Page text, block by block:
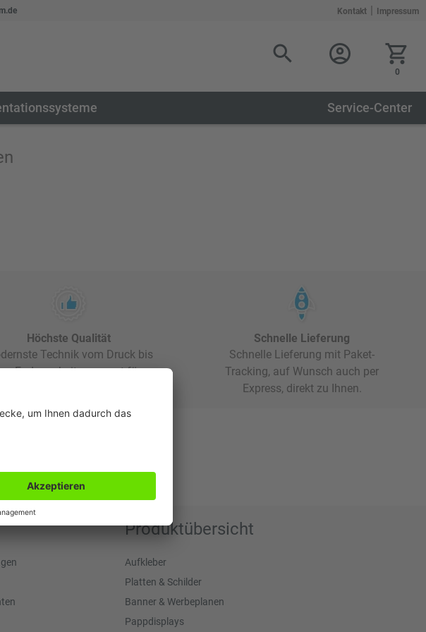
Kontakt | Impressum
0
Service-Center
Höchste Qualität
Technik vom Druck bis
Endverarbeitung sorgt für
Schnelle Lieferung
Schnelle Lieferung mit Paket-
Tracking, auf Wunsch auch per
Express, direkt zu Ihnen.
Produktübersicht
Aufkleber
Platten & Schilder
Banner & Werbeplanen
Pappdisplays